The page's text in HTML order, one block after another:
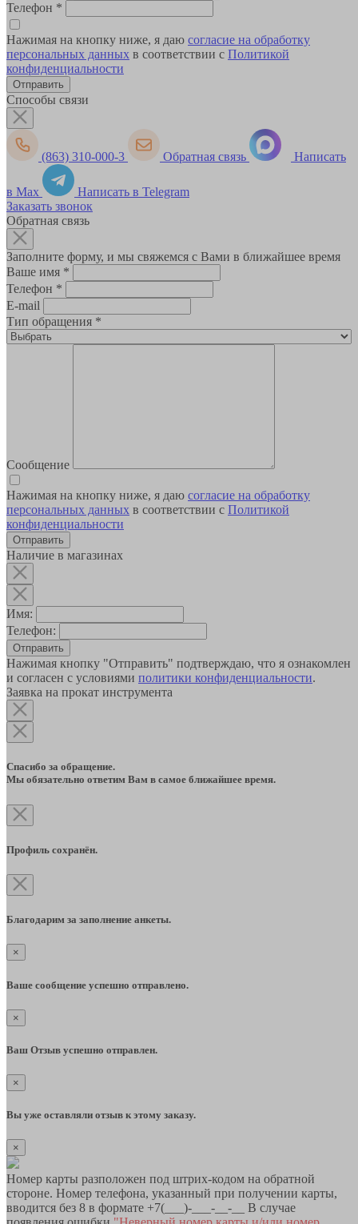
Телефон *
Нажимая на кнопку ниже, я даю согласие на обработку
персональных данных в соответствии с Политикой
конфиденциальности
Способы связи
(863) 310-000-3 Обратная связь Написать
в Max
Написать в Telegram
Заказать звонок
Обратная связь
Заполните форму, и мы свяжемся с Вами в ближайшее время
Ваше имя *
Телефон *
E-mail
Тип обращения *
Сообщение
Нажимая на кнопку ниже, я даю согласие на обработку
персональных данных в соответствии с Политикой
конфиденциальности
Наличие в магазинах
Имя:
Телефон:
Отправить
Нажимая кнопку "Отправить" подтверждаю, что я ознакомлен
и согласен с условиями политики конфиденциальности.
Заявка на прокат инструмента
Спасибо за обращение.
Мы обязательно ответим Вам в самое ближайшее время.
Профиль сохранён.
Благодарим за заполнение анкеты.
×
Ваше сообщение успешно отправлено.
×
Ваш Отзыв успешно отправлен.
×
Вы уже оставляли отзыв к этому заказу.
×
Номер карты разположен под штрих-кодом на обратной
стороне. Номер телефона, указанный при получении карты,
вводится без 8 в формате +7(___)-___-__-__ В случае